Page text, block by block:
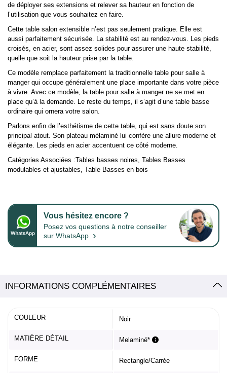
de déployer ses extensions et relever sa hauteur en fonction de
l’utilisation que vous souhaitez en faire.
Cette table salon extensible n’est pas seulement pratique. Elle est
aussi parfaitement sécurisée. La stabilité est au rendez-vous. Les pieds
croisés, en acier, sont assez solides pour assurer une haute stabilité,
quelle que soit la hauteur prise par la table.
Ce modèle remplace parfaitement la traditionnelle table pour salle à
manger qui occupe généralement une place importante dans votre pièce
à vivre. Avec ce modèle, la table pour salle à manger ne se met en
place qu’à la demande. Le reste du temps, il s’agit d’une table basse
ordinaire qui ornera votre salon.
Parlons enfin de l’esthétisme de cette table, qui est sans doute son
principal atout. Son plateau mélaminé lui confère une allure moderne et
élégante. Les pieds en acier accentuent ce côté moderne.
Catégories Associées :Tables basses noires Tables Basses
modulables et ajustables Table Basses en bois
Vous hésitez encore ?
Posez vos questions à notre conseiller
sur WhatsApp ›
INFORMATIONS COMPLÉMENTAIRES
COULEUR Noir
MATIÈRE DÉTAIL Melaminé*
FORME Rectangle/Carrée